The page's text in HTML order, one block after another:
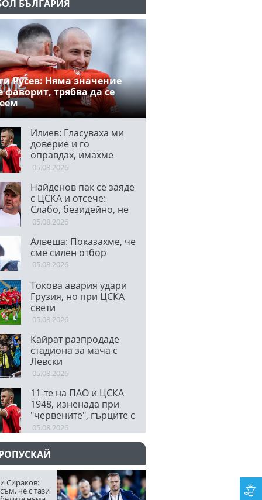
БЪЛГАРИЯ
Русев: Няма значение
фаворит, трябва да се
Илиев: Гласуваха ми
доверие и го
оправдах, имахме
много ситуации
05.08.2026
Найденов пак се заяде
с ЦСКА и отсече:
Слабо, безидейно, не
става нищо!
05.08.2026
Алвеша: Показахме, че
сме силен отбор
05.08.2026
Токова авария удари
Грузия, но при ЦСКА
свети
05.08.2026
Кайрат разпродаде
стадиона за мача с
Левски
05.08.2026
11-те на ПАО и ЦСКА
1948, изненада при
"червените", гърците с
бивши играчи на
Ливърпул и Ман
Юнайтед
05.08.2026
Сираков:
че с тази